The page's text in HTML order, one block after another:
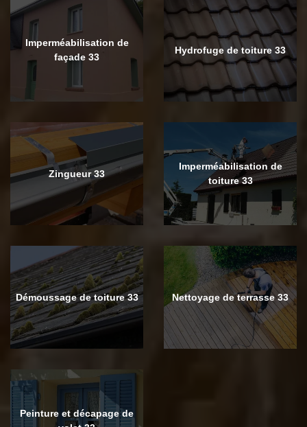
Imperméabilisation de
façade 33
Hydrofuge de toiture 33
Zingueur 33
Imperméabilisation de
toiture 33
Démoussage de toiture 33 Nettoyage de terrasse 33
Peinture et décapage de